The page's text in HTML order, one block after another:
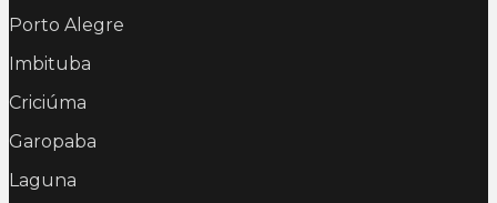
Porto Alegre
Imbituba
Criciúma
Garopaba
Laguna